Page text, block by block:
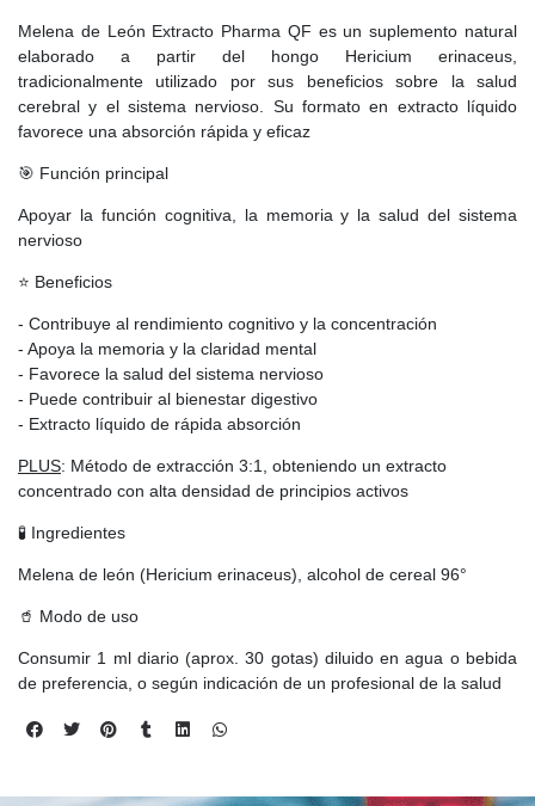
Melena de León Extracto Pharma QF es un suplemento natural
elaborado a partir del hongo Hericium erinaceus,
tradicionalmente utilizado por sus beneficios sobre la salud
cerebral y el sistema nervioso. Su formato en extracto líquido
favorece una absorción rápida y eficaz
🎯 Función principal
Apoyar la función cognitiva, la memoria y la salud del sistema
nervioso
⭐ Beneficios
- Contribuye al rendimiento cognitivo y la concentración
- Apoya la memoria y la claridad mental
- Favorece la salud del sistema nervioso
- Puede contribuir al bienestar digestivo
- Extracto líquido de rápida absorción
PLUS: Método de extracción 3:1, obteniendo un extracto
concentrado con alta densidad de principios activos
🧪 Ingredientes
Melena de león (Hericium erinaceus), alcohol de cereal 96°
🥤 Modo de uso
Consumir 1 ml diario (aprox. 30 gotas) diluido en agua o bebida
de preferencia, o según indicación de un profesional de la salud